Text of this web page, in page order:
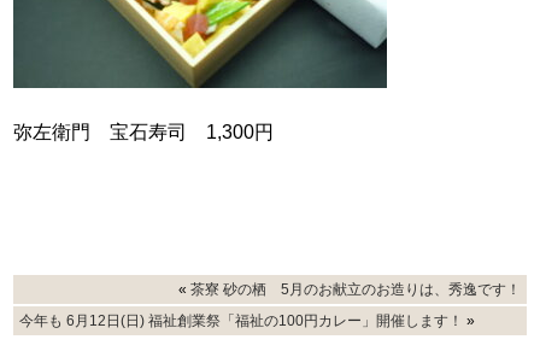
弥左衛門 宝石寿司 1,300円
« 茶寮 砂の栖 5月のお献立のお造りは、秀逸です！
今年も 6月12日(日) 福祉創業祭「福祉の100円カレー」開催します！ »